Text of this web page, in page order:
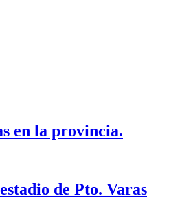
en la provincia.
de Pto. Varas